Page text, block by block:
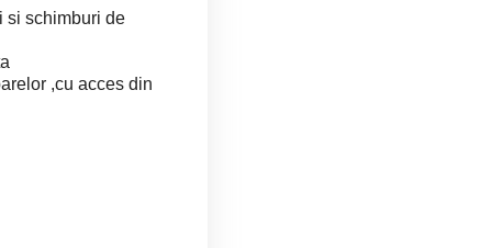
si schimburi de
,cu acces din